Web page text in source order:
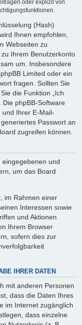
oder explizit von
(Hash)
Ihnen empfohlen,
Webseiten zu
Ihrem Benutzerkonto
um. Insbesondere
Limited oder ein
fragen. Sollten Sie
die Funktion „Ich
Die phpBB-Software
Ihrer E-Mail-
Passwort an
zugreifen können.
eingegebenen und
um das Board
im Rahmen einer
Interessen sowie
und Aktionen
Ihrem Browser
sofern dies zur
IHRER DATEN
mit anderen Personen
dass die Daten Ihres
im Internet zugänglich
dass einzelne